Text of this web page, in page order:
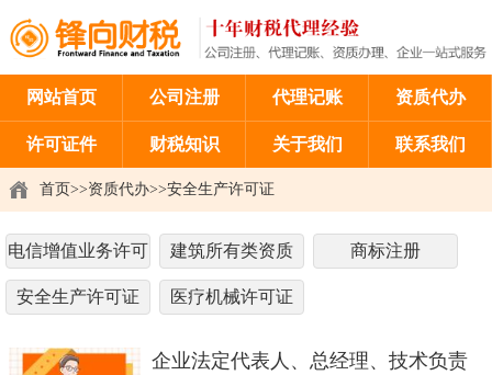
网站首页 公司注册 代理记账 资质代办
许可证件 财税知识 关于我们 联系我们
首页>>资质代办>>安全生产许可证
电信增值业务许可
证
建筑所有类资质 商标注册
安全生产许可证 医疗机械许可证
企业法定代表人、总经理、技术负责